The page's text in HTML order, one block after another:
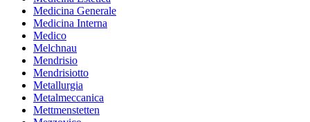
Medicina Generale
Medicina Interna
Medico
Melchnau
Mendrisio
Mendrisiotto
Metallurgia
Metalmeccanica
Mettmenstetten